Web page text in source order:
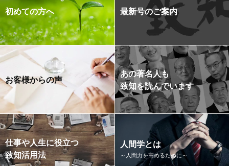
初めての方へ 最新号のご案内
お客様からの声
あの著名人も
致知を読んでいます
仕事や人生に役立つ
致知活用法
人間学とは
～人間力を高めるために～